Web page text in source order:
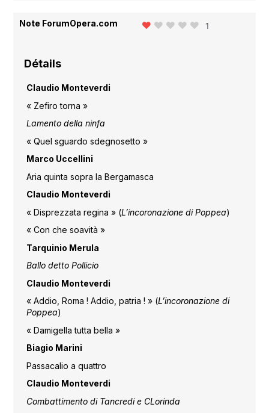
Note ForumOpera.com 1
Détails
Claudio Monteverdi
« Zefiro torna »
Lamento della ninfa
« Quel sguardo sdegnosetto »
Marco Uccellini
Aria quinta sopra la Bergamasca
Claudio Monteverdi
« Disprezzata regina » (L’incoronazione di Poppea)
« Con che soavità »
Tarquinio Merula
Ballo detto Pollicio
Claudio Monteverdi
« Addio, Roma ! Addio, patria ! » (L’incoronazione di
Poppea)
« Damigella tutta bella »
Biagio Marini
Passacalio a quattro
Claudio Monteverdi
Combattimento di Tancredi e CLorinda